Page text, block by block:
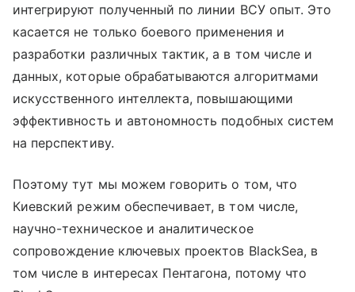
интегрируют полученный по линии ВСУ опыт. Это
касается не только боевого применения и
разработки различных тактик, а в том числе и
данных, которые обрабатываются алгоритмами
искусственного интеллекта, повышающими
эффективность и автономность подобных систем
на перспективу.
Поэтому тут мы можем говорить о том, что
Киевский режим обеспечивает, в том числе,
научно-техническое и аналитическое
сопровождение ключевых проектов BlackSea, в
том числе в интересах Пентагона, потому что